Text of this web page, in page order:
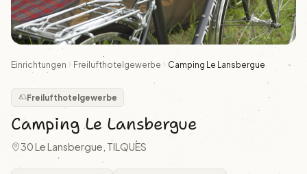
Einrichtungen Freilufthotelgewerbe Camping Le Lansbergue
Freilufthotelgewerbe
Camping Le Lansbergue
30 Le Lansbergue, TILQUES